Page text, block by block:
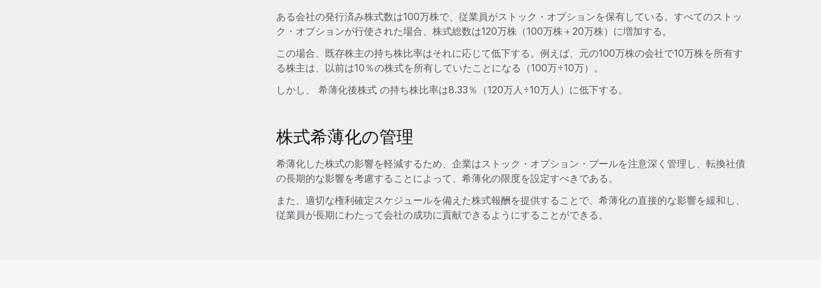
ある会社の発行済み株式数は100万株で、従業員がストック・オプションを保有している。すべてのストッ
ク・オプションが行使された場合、株式総数は120万株（100万株＋20万株）に増加する。
この場合、既存株主の持ち株比率はそれに応じて低下する。例えば、元の100万株の会社で10万株を所有す
る株主は、以前は10％の株式を所有していたことになる（100万÷10万）。
しかし、 希薄化後株式 の持ち株比率は8.33％（120万人÷10万人）に低下する。
株式希薄化の管理
希薄化した株式の影響を軽減するため、企業はストック・オプション・プールを注意深く管理し、転換社債
の長期的な影響を考慮することによって、希薄化の限度を設定すべきである。
また、適切な権利確定スケジュールを備えた株式報酬を提供することで、希薄化の直接的な影響を緩和し、
従業員が長期にわたって会社の成功に貢献できるようにすることができる。